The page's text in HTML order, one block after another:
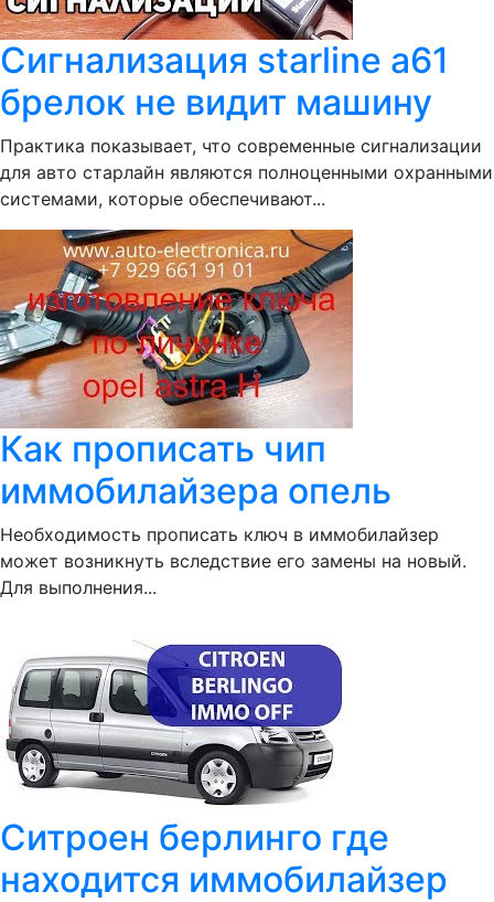
Сигнализация starline a61
брелок не видит машину
Практика показывает, что современные сигнализации
для авто старлайн являются полноценными охранными
системами, которые обеспечивают...
Как прописать чип
иммобилайзера опель
Необходимость прописать ключ в иммобилайзер
может возникнуть вследствие его замены на новый.
Для выполнения...
Ситроен берлинго где
находится иммобилайзер